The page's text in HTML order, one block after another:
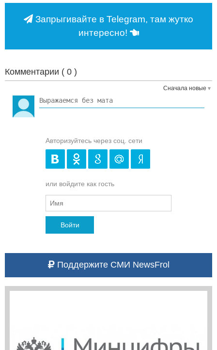
Запрыгивайте в Telegram, там жутко
интересно!
Комментарии ( 0 )
Сначала новые
Авторизуйтесь через соц. сети
или войдите как гость
Войти
Поддержите СМИ NewsFrol